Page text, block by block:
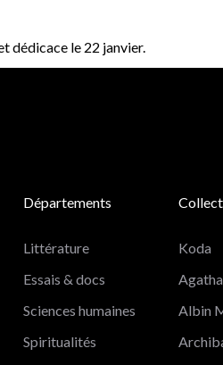
dédicace le 22 janvier.
Départements
Littérature
Essais & docs
Sciences humaines
Spiritualités
Koda
Albin